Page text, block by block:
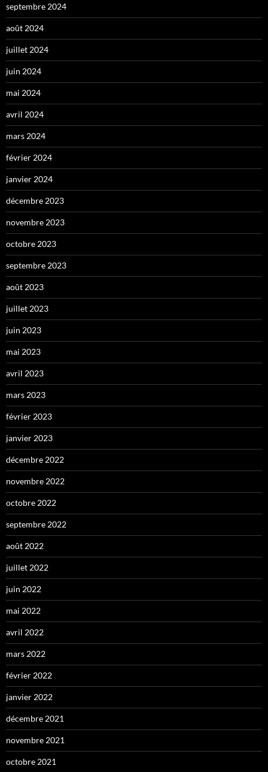
septembre 2024
août 2024
juillet 2024
juin 2024
mai 2024
avril 2024
mars 2024
février 2024
janvier 2024
décembre 2023
novembre 2023
octobre 2023
septembre 2023
août 2023
juillet 2023
juin 2023
mai 2023
avril 2023
mars 2023
février 2023
janvier 2023
décembre 2022
novembre 2022
octobre 2022
septembre 2022
août 2022
juillet 2022
juin 2022
mai 2022
avril 2022
mars 2022
février 2022
janvier 2022
décembre 2021
novembre 2021
octobre 2021